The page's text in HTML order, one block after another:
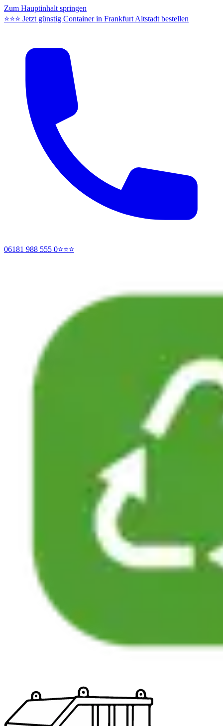
Zum Hauptinhalt springen
⭐⭐⭐ Jetzt günstig Container in Frankfurt Altstadt bestellen
06181 988 555 0⭐⭐⭐